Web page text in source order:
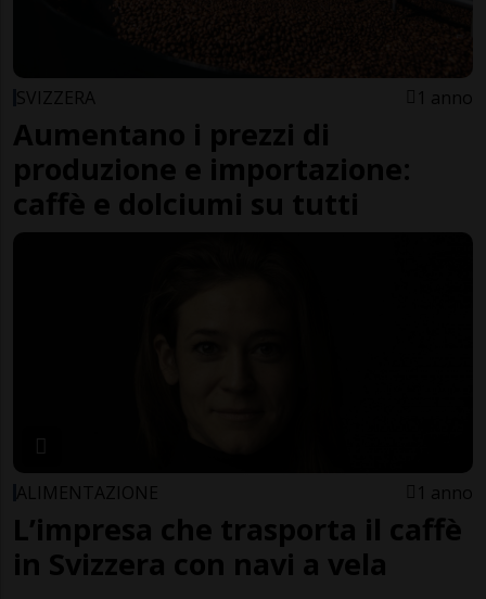
SVIZZERA 1 anno
Aumentano i prezzi di
produzione e importazione:
caffè e dolciumi su tutti
ALIMENTAZIONE 1 anno
L’impresa che trasporta il caffè
in Svizzera con navi a vela